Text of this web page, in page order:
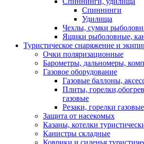
Спиннинги
Удилища
Чехлы, сумки
Ящики рыболовные,
Туристическое снаряжение и
Очки поляризационные
Барометры, дальномеры,
Газовое оборудование
Газовые баллоны,
Плиты,
газовые
Резаки, горелки газовые
Защита от насекомых
Казаны, котелки
Канистры складные
Коврики и сиденья